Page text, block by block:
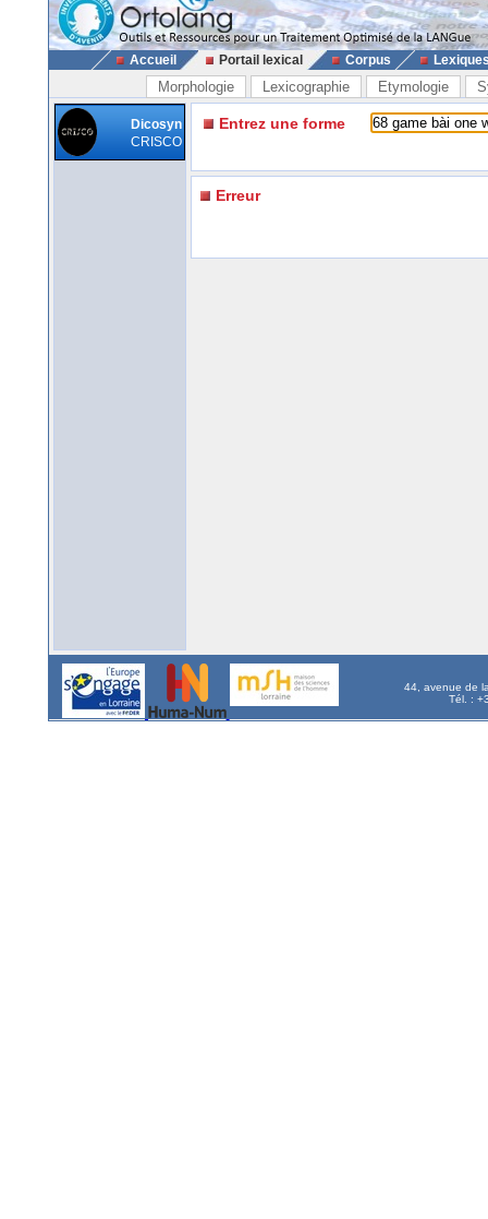
Accueil Portail lexical Corpus
Morphologie Lexicographie Etymologie
Dicosyn
CRISCO
Entrez une forme
Erreur
44, avenue de
Tél. :